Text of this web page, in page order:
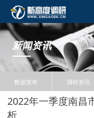
新闻资讯
——
数据发布 调研资讯
2022年一季度南昌
析